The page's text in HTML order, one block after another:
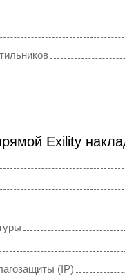
Exility
(IP)